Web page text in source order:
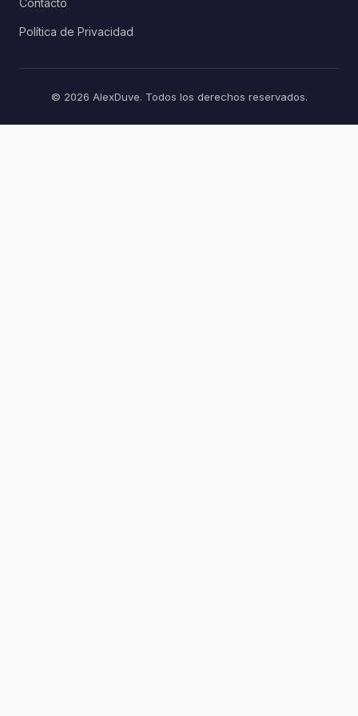
Política de Privacidad
© 2026 AlexDuve. Todos los derechos reservados.